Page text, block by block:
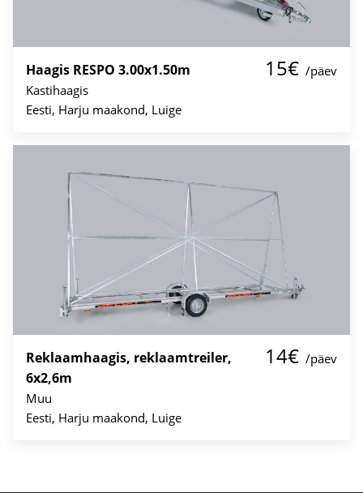
Haagis RESPO 3.00x1.50m 15€ /päev
Kastihaagis
Eesti, Harju maakond, Luige
Reklaamhaagis, reklaamtreiler,
6x2,6m
14€ /päev
Muu
Eesti, Harju maakond, Luige